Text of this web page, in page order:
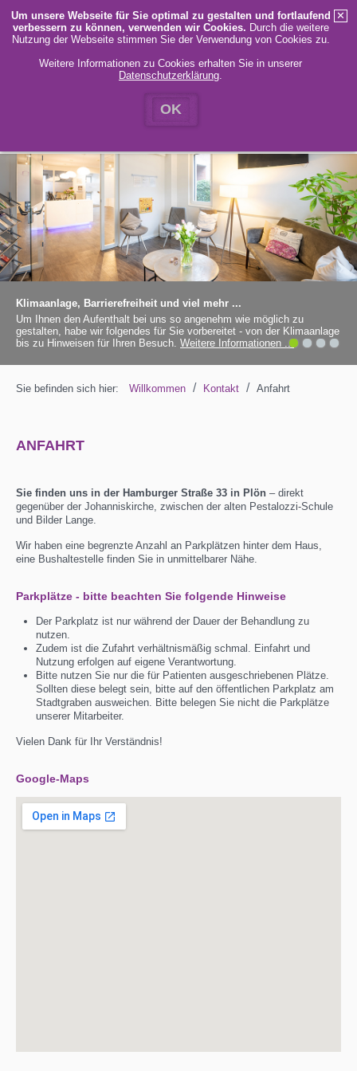
✕
Um unsere Webseite für Sie optimal zu gestalten und fortlaufend
verbessern zu können, verwenden wir Cookies. Durch die weitere
Nutzung der Webseite stimmen Sie der Verwendung von Cookies zu.
Weitere Informationen zu Cookies erhalten Sie in unserer
Datenschutzerklärung.
OK
MENÜ
Klimaanlage, Barrierefreiheit und viel mehr ...
Um Ihnen den Aufenthalt bei uns so angenehm wie möglich zu
gestalten, habe wir folgendes für Sie vorbereitet - von der Klimaanlage
bis zu Hinweisen für Ihren Besuch. Weitere Informationen ...1 2 3 4
Sie befinden sich hier: Willkommen / Kontakt / Anfahrt
ANFAHRT
Sie finden uns in der Hamburger Straße 33 in Plön – direkt
gegenüber der Johanniskirche, zwischen der alten Pestalozzi-Schule
und Bilder Lange.
Wir haben eine begrenzte Anzahl an Parkplätzen hinter dem Haus,
eine Bushaltestelle finden Sie in unmittelbarer Nähe.
Parkplätze - bitte beachten Sie folgende Hinweise
Der Parkplatz ist nur während der Dauer der Behandlung zu
nutzen.
Zudem ist die Zufahrt verhältnismäßig schmal. Einfahrt und
Nutzung erfolgen auf eigene Verantwortung.
Bitte nutzen Sie nur die für Patienten ausgeschriebenen Plätze.
Sollten diese belegt sein, bitte auf den öffentlichen Parkplatz am
Stadtgraben ausweichen. Bitte belegen Sie nicht die Parkplätze
unserer Mitarbeiter.
Vielen Dank für Ihr Verständnis!
Google-Maps